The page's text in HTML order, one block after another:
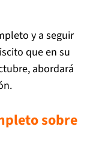
y a seguir
que en su
abordará
sobre